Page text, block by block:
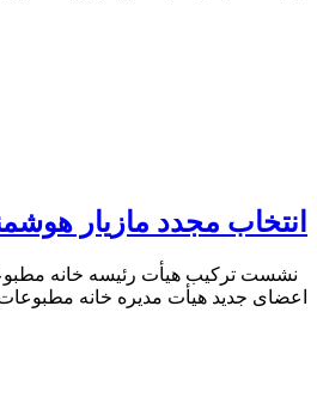
انتخاب مجدد مازیار
اعضای جدید هیأت مدیره خانه